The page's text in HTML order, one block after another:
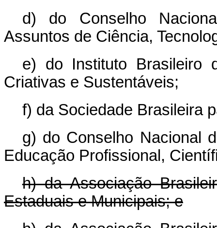
d) do Conselho
Assuntos de Ciência,
e) do Instituto Brasileiro
Criativas e Sustentáveis;
f) da Sociedade Brasileira
g) do Conselho Nacional
Educação Profissional,
h) da Associação
Estaduais e Municipais; e